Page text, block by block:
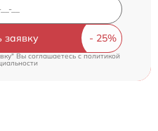
заявку
Вы соглашаетесь cполитикой